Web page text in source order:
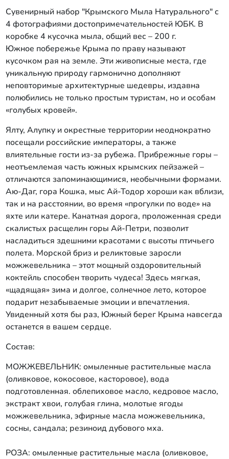
шалфея, экстракты ромашки,
лимонника, эфирные масла лаванды,
аниса, эвкалипта, лемонграсса; цветки
бессмертника, лаванды; хлорофиллин,
экстракт аннато.
Сувенирный набор "Крымского Мыла Натурального" с
4 фотографиями достопримечательностей ЮБК. В
коробке 4 кусочка мыла, общий вес – 200 г.
Южное побережье Крыма по праву называют
кусочком рая на земле. Эти живописные места, где
уникальную природу гармонично дополняют
неповторимые архитектурные шедевры, издавна
полюбились не только простым туристам, но и особам
«голубых кровей».
Ялту, Алупку и окрестные территории неоднократно
посещали российские императоры, а также
влиятельные гости из-за рубежа. Прибрежные горы –
неотъемлемая часть южных крымских пейзажей –
отличаются запоминающимися, необычными формами.
Аю-Даг, гора Кошка, мыс Ай-Тодор хороши как вблизи,
так и на расстоянии, во время «прогулки по воде» на
яхте или катере. Канатная дорога, проложенная среди
скалистых расщелин горы Ай-Петри, позволит
насладиться здешними красотами с высоты птичьего
полета. Морской бриз и реликтовые заросли
можжевельника – этот мощный оздоровительный
коктейль способен творить чудеса! Здесь мягкая,
«щадящая» зима и долгое, солнечное лето, которое
подарит незабываемые эмоции и впечатления.
Увиденный хотя бы раз, Южный берег Крыма навсегда
останется в вашем сердце.
Состав:
МОЖЖЕВЕЛЬНИК: омыленные растительные масла
(оливковое, кокосовое, касторовое), вода
подготовленная. облепиховое масло, кедровое масло,
экстракт хвои, голубая глина, молотые ягоды
можжевельника, эфирные масла можжевельника,
сосны, сандала; резиноид дубового мха.
РОЗА: омыленные растительные масла (оливковое,